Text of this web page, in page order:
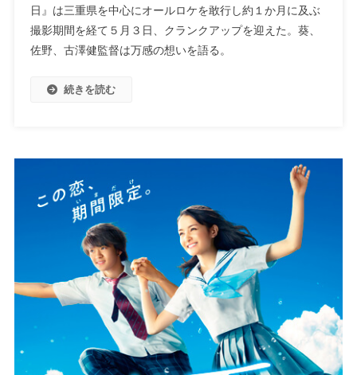
日』は三重県を中心にオールロケを敢行し約１か月に及ぶ
撮影期間を経て５月３日、クランクアップを迎えた。葵、
佐野、古澤健監督は万感の想いを語る。
続きを読む